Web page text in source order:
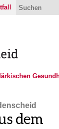
dem